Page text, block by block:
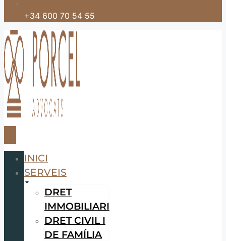
+34 600 70 54 55
INICI
SERVEIS
DRET
IMMOBILIARI
DRET CIVIL I
DE FAMÍLIA